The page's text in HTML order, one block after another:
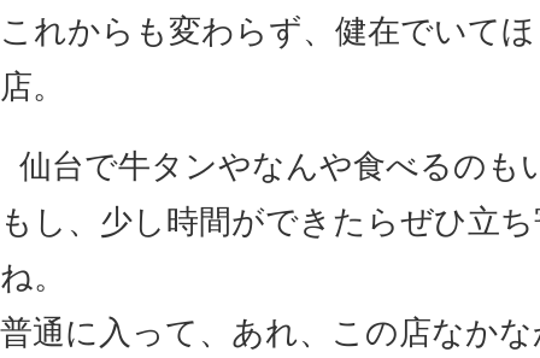
これからも変わらず、健在でいて
店。
仙台で牛タンやなんや食べるのも
もし、少し時間ができたらぜひ立
ね。
普通に入って、あれ、この店なか